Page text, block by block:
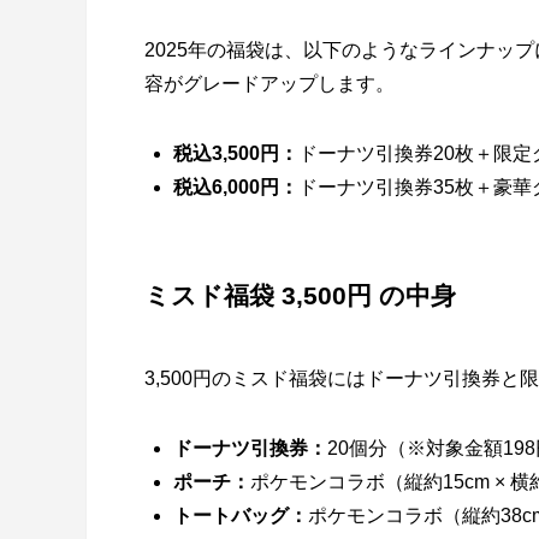
2025年の福袋は、以下のようなラインナッ
容がグレードアップします。
税込3,500円：
ドーナツ引換券20枚＋限定
税込6,000円：
ドーナツ引換券35枚＋豪
ミスド福袋 3,500円 の中身
3,500円のミスド福袋にはドーナツ引換券と
ドーナツ引換券： 20個分（※対象金額198
ポーチ： ポケモンコラボ（縦約15cm × 横
トートバッグ： ポケモンコラボ（縦約